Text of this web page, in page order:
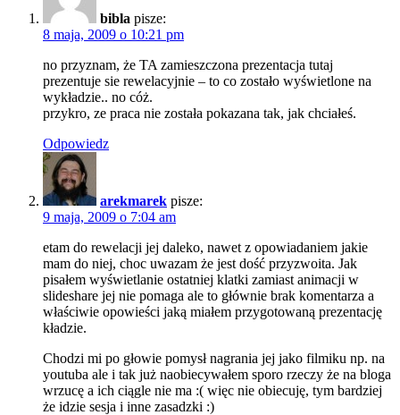
bibla pisze:
8 maja, 2009 o 10:21 pm
no przyznam, że TA zamieszczona prezentacja tutaj
prezentuje sie rewelacyjnie – to co zostało wyświetlone na
wykładzie.. no cóż.
przykro, ze praca nie została pokazana tak, jak chciałeś.
Odpowiedz
arekmarek pisze:
9 maja, 2009 o 7:04 am
etam do rewelacji jej daleko, nawet z opowiadaniem jakie
mam do niej, choc uwazam że jest dość przyzwoita. Jak
pisałem wyświetlanie ostatniej klatki zamiast animacji w
slideshare jej nie pomaga ale to głównie brak komentarza a
właściwie opowieści jaką miałem przygotowaną prezentację
kładzie.
Chodzi mi po głowie pomysł nagrania jej jako filmiku np. na
youtuba ale i tak już naobiecywałem sporo rzeczy że na bloga
wrzucę a ich ciągle nie ma :( więc nie obiecuję, tym bardziej
że idzie sesja i inne zasadzki :)